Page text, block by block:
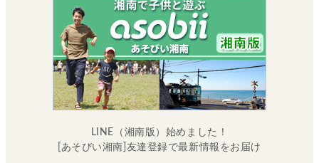
LINE（湘南版）始めました！
[あそびい湘南]友達登録で最新情報をお届け